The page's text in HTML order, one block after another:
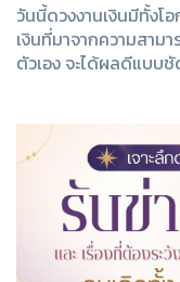
วันนี้ดวงงานเงินมีทั้งโ
เงินที่มาจากความสาม
ตัวเอง จะได้ผลดีแบบ